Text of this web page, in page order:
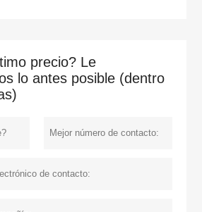
precio? Le
lo antes posible (dentro